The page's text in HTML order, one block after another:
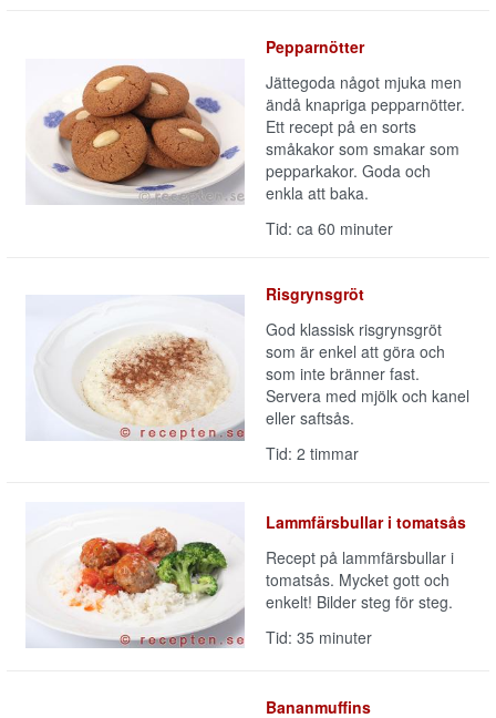
Pepparnötter
Jättegoda något mjuka men
ändå knapriga pepparnötter.
Ett recept på en sorts
småkakor som smakar som
pepparkakor. Goda och
enkla att baka.
Tid: ca 60 minuter
Risgrynsgröt
God klassisk risgrynsgröt
som är enkel att göra och
som inte bränner fast.
Servera med mjölk och kanel
eller saftsås.
Tid: 2 timmar
Lammfärsbullar i tomatsås
Recept på lammfärsbullar i
tomatsås. Mycket gott och
enkelt! Bilder steg för steg.
Tid: 35 minuter
Bananmuffins